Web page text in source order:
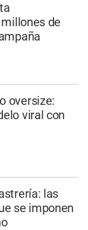
de
oversize:
viral con
las
se imponen